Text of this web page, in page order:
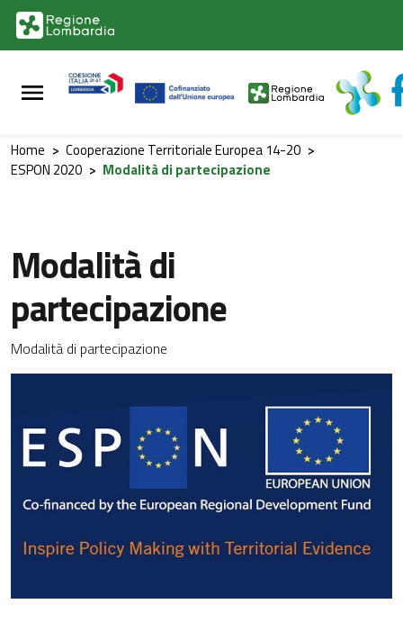
Vai al contenuto principale
Vai al footer
Home > Cooperazione Territoriale Europea 14-20 >
ESPON 2020 > Modalità di partecipazione
Modalità di
partecipazione
Modalità di partecipazione